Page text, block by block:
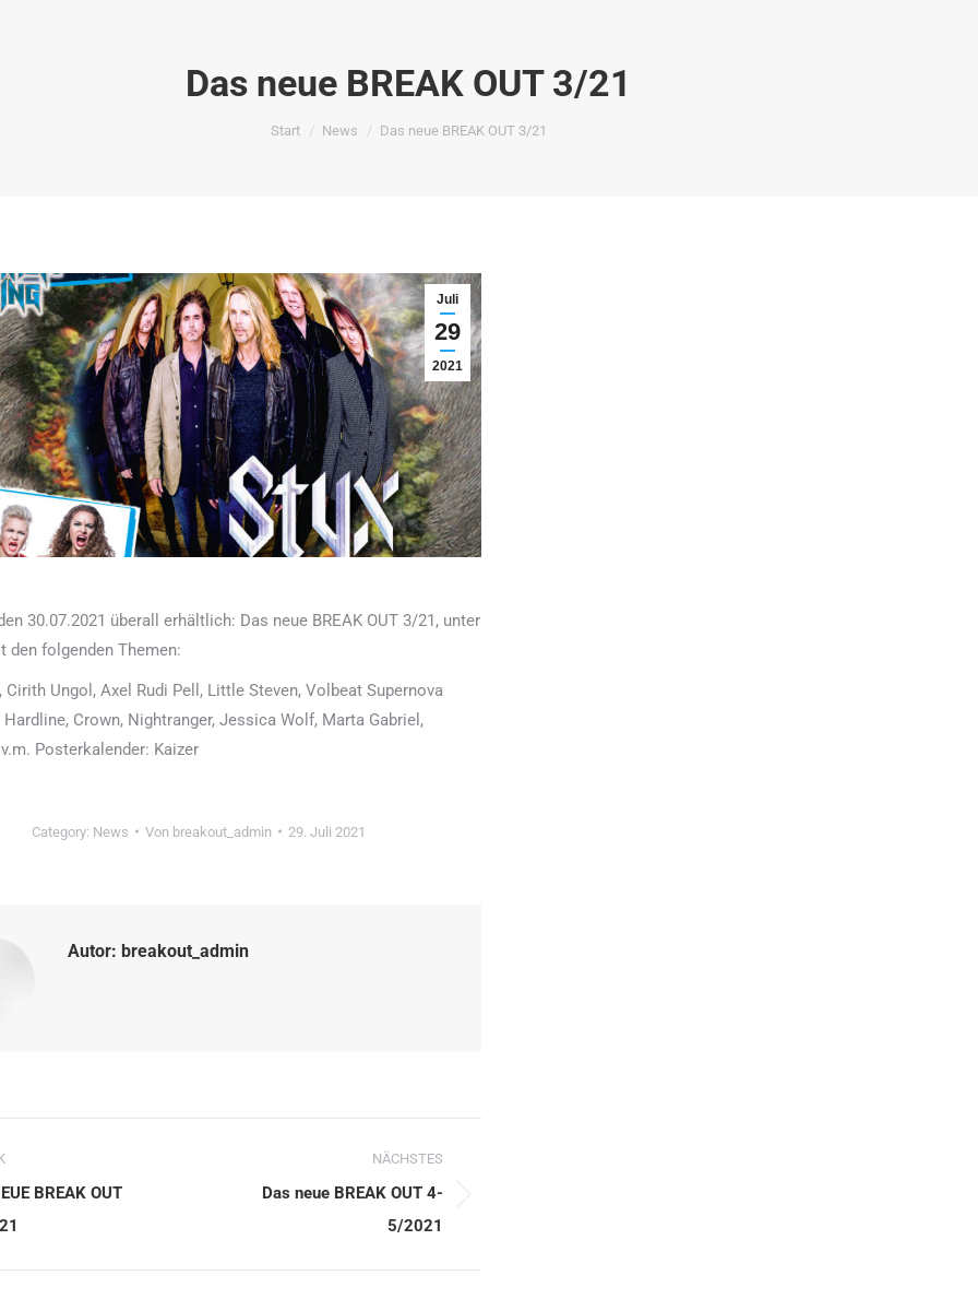
Das neue BREAK OUT 3/21
Sie befinden sich hier:
Start News Das neue BREAK OUT 3/21
Juli
29
2021
30.07.2021 überall erhältlich: Das neue BREAK OUT 3/21, unter
den folgenden Themen:
Cirith Ungol, Axel Rudi Pell, Little Steven, Volbeat Supernova
Crown, Nightranger, Jessica Wolf, Marta Gabriel,
Posterkalender: Kaizer
Category: News Von breakout_admin 29. Juli 2021
Autor: breakout_admin
BREAK OUT
NÄCHSTES
Das neue BREAK OUT 4-
5/2021